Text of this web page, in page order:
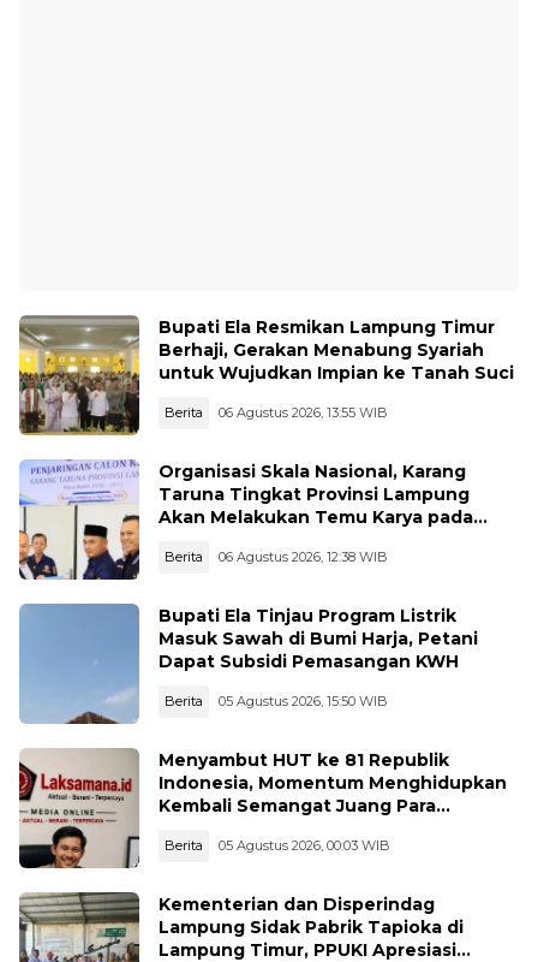
Bupati Ela Resmikan Lampung Timur
Berhaji, Gerakan Menabung Syariah
untuk Wujudkan Impian ke Tanah Suci
Berita 06 Agustus 2026, 13:55 WIB
Organisasi Skala Nasional, Karang
Taruna Tingkat Provinsi Lampung
Akan Melakukan Temu Karya pada
Berita 06 Agustus 2026, 12:38 WIB
Bupati Ela Tinjau Program Listrik
Masuk Sawah di Bumi Harja, Petani
Dapat Subsidi Pemasangan KWH
Berita 05 Agustus 2026, 15:50 WIB
Menyambut HUT ke 81 Republik
Indonesia, Momentum Menghidupkan
Kembali Semangat Juang Para
Berita 05 Agustus 2026, 00:03 WIB
Kementerian dan Disperindag
Lampung Sidak Pabrik Tapioka di
Lampung Timur, PPUKI Apresiasi